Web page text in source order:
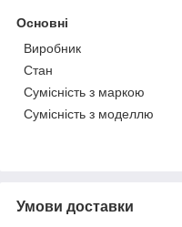
Основні
Виробник
Стан
Сумісність з маркою
Сумісність з моделлю
Умови доставки